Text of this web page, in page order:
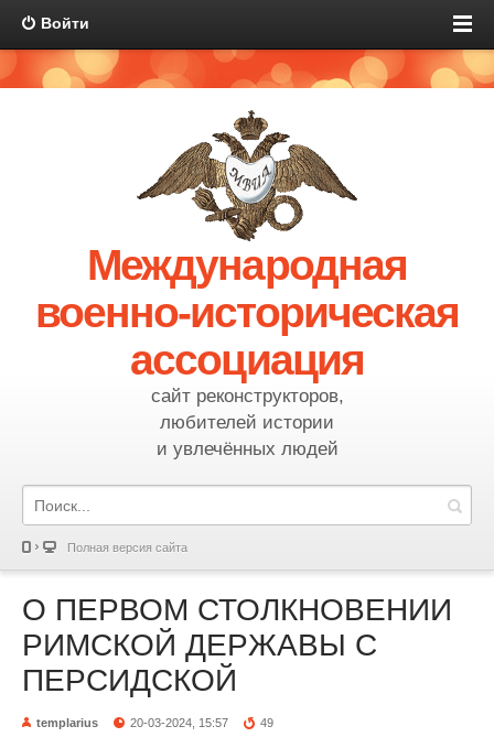
Войти
Международная
военно-историческая
ассоциация
сайт реконструкторов,
любителей истории
и увлечённых людей
Полная версия сайта
О ПЕРВОМ СТОЛКНОВЕНИИ
РИМСКОЙ ДЕРЖАВЫ С
ПЕРСИДСКОЙ
templarius 20-03-2024, 15:57 49